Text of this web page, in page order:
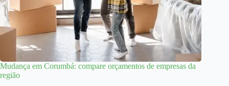
Mudança em Corumbá: compare orçamentos de empresas da
região